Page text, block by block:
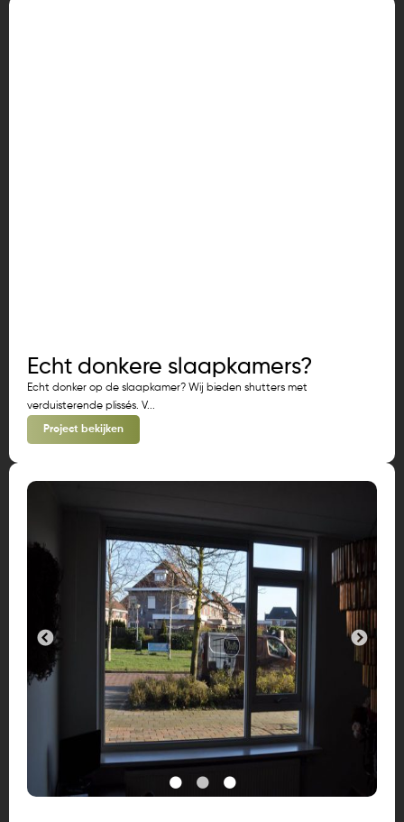
Echt donkere slaapkamers?
Echt donker op de slaapkamer? Wij bieden shutters met
verduisterende plissés. V...
Project bekijken